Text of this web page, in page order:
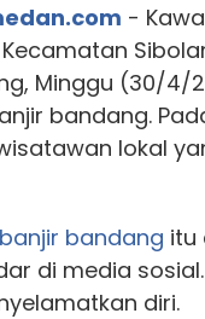
-
Minggu (30/4/
bandang.
lokal
banjir bandang itu
di media
diri.